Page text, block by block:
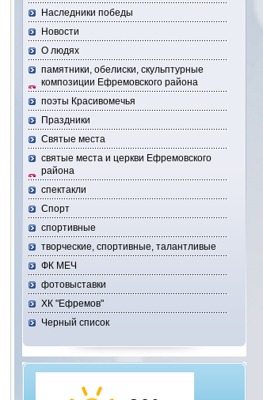
Наследники победы
Новости
О людях
памятники, обелиски, скульптурные
композиции Ефремовского района
поэты Красивомечья
Праздники
Святые места
святые места и церкви Ефремовского
района
спектакли
Спорт
спортивные
творческие, спортивные, талантливые
ФК МЕЧ
фотовыставки
ХК "Ефремов"
Черный список